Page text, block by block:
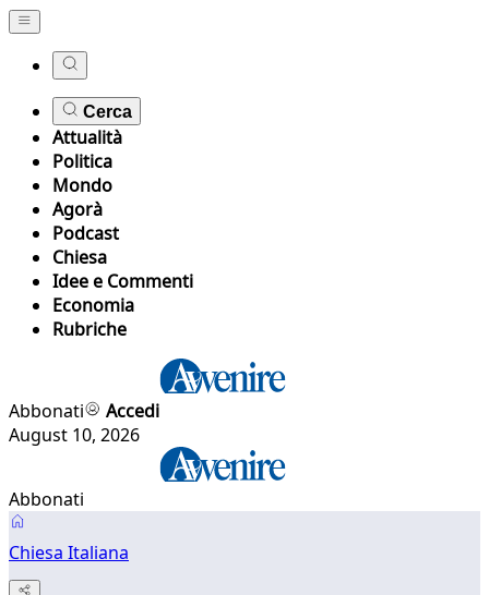
Cerca
Attualità
Politica
Mondo
Agorà
Podcast
Chiesa
Idee e Commenti
Economia
Rubriche
Abbonati
Accedi
August 10, 2026
Abbonati
Chiesa Italiana